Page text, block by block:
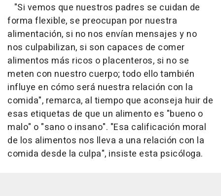
"Si vemos que nuestros padres se cuidan de
forma flexible, se preocupan por nuestra
alimentación, si no nos envían mensajes y no
nos culpabilizan, si son capaces de comer
alimentos más ricos o placenteros, si no se
meten con nuestro cuerpo; todo ello también
influye en cómo será nuestra relación con la
comida", remarca, al tiempo que aconseja huir de
esas etiquetas de que un alimento es "bueno o
malo" o "sano o insano". "Esa calificación moral
de los alimentos nos lleva a una relación con la
comida desde la culpa", insiste esta psicóloga.